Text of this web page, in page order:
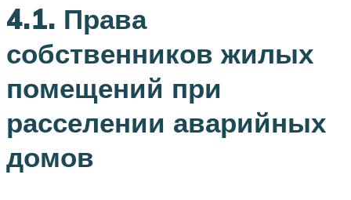
4.1. Права
собственников жилых
помещений при
расселении аварийных
домов